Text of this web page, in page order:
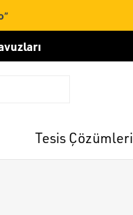
Tesis Çözümleri